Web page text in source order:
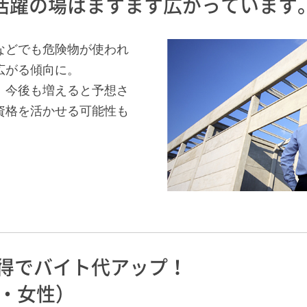
どでも危険物が使われ
る傾向に。
後も増えると予想さ
を活かせる可能性も
でバイト代アップ！
女性）